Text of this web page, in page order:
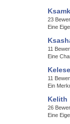
23
Eine
11
Eine
11
Ein
Kelith
26
Eine